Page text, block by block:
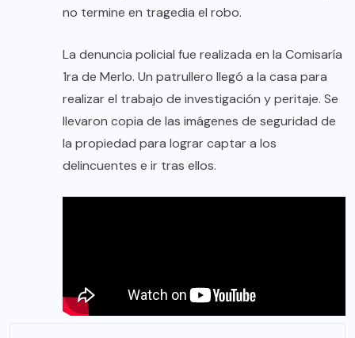
no termine en tragedia el robo.
La denuncia policial fue realizada en la Comisaría
1ra de Merlo. Un patrullero llegó a la casa para
realizar el trabajo de investigación y peritaje. Se
llevaron copia de las imágenes de seguridad de
la propiedad para lograr captar a los
delincuentes e ir tras ellos.